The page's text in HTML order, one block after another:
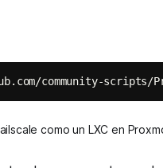
community-scripts/
como un LXC en